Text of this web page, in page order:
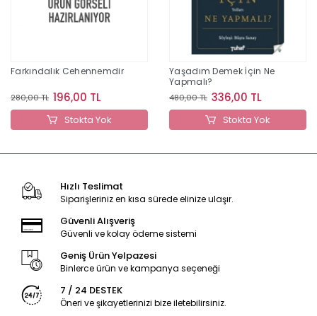
Farkındalık Cehennemdir
280,00 TL 196,00 TL
Stokta Yok
Yaşadım Demek İçin Ne
Yapmalı?
480,00 TL 336,00 TL
Stokta Yok
Hızlı Teslimat
Siparişleriniz en kısa sürede elinize ulaşır.
Güvenli Alışveriş
Güvenli ve kolay ödeme sistemi
Geniş Ürün Yelpazesi
Binlerce ürün ve kampanya seçeneği
7 / 24 DESTEK
Öneri ve şikayetlerinizi bize iletebilirsiniz.